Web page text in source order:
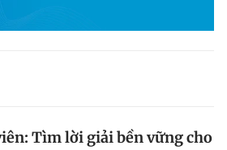
Tìm lời giải bền vững cho